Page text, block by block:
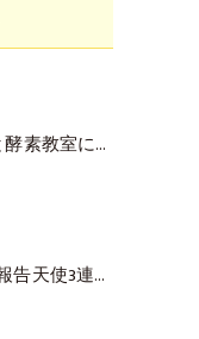
【7月の休診と酵素教室について(^^♪】
【恒例の出産報告天使3連発！(^^♪】